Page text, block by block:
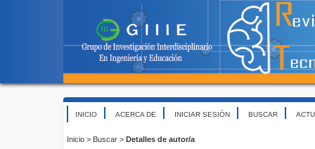
INICIO ACERCA DE INICIAR SESIÓN BUSCAR
Inicio > Buscar > Detalles de autor/a